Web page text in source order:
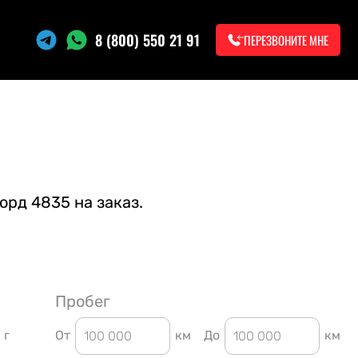
8 (800) 550 21 91 ПЕРЕЗВОНИТЕ МНЕ
4835 на заказ.
г
Пробег
От км До км